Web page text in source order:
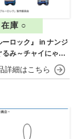
ーロック』 in ナンジ
み～チャイにゃFe
在庫 ○